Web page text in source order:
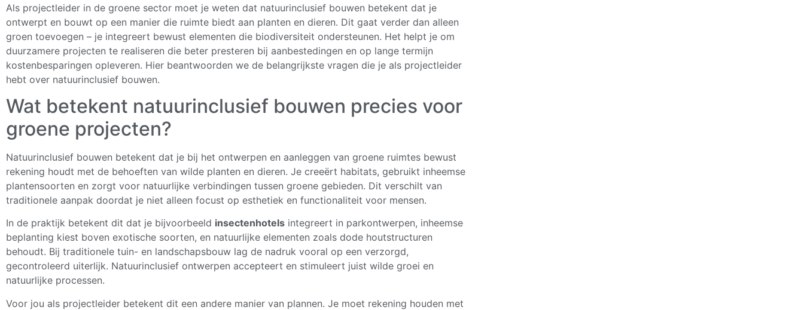
Als projectleider in de groene sector moet je weten dat natuurinclusief bouwen betekent dat je
ontwerpt en bouwt op een manier die ruimte biedt aan planten en dieren. Dit gaat verder dan alleen
groen toevoegen – je integreert bewust elementen die biodiversiteit ondersteunen. Het helpt je om
duurzamere projecten te realiseren die beter presteren bij aanbestedingen en op lange termijn
kostenbesparingen opleveren. Hier beantwoorden we de belangrijkste vragen die je als projectleider
hebt over natuurinclusief bouwen.
Wat betekent natuurinclusief bouwen precies voor
groene projecten?
Natuurinclusief bouwen betekent dat je bij het ontwerpen en aanleggen van groene ruimtes bewust
rekening houdt met de behoeften van wilde planten en dieren. Je creeërt habitats, gebruikt inheemse
plantensoorten en zorgt voor natuurlijke verbindingen tussen groene gebieden. Dit verschilt van
traditionele aanpak doordat je niet alleen focust op esthetiek en functionaliteit voor mensen.
In de praktijk betekent dit dat je bijvoorbeeld insectenhotels integreert in parkontwerpen, inheemse
beplanting kiest boven exotische soorten, en natuurlijke elementen zoals dode houtstructuren
behoudt. Bij traditionele tuin- en landschapsbouw lag de nadruk vooral op een verzorgd,
gecontroleerd uiterlijk. Natuurinclusief ontwerpen accepteert en stimuleert juist wilde groei en
natuurlijke processen.
Voor jou als projectleider betekent dit een andere manier van plannen. Je moet rekening houden met